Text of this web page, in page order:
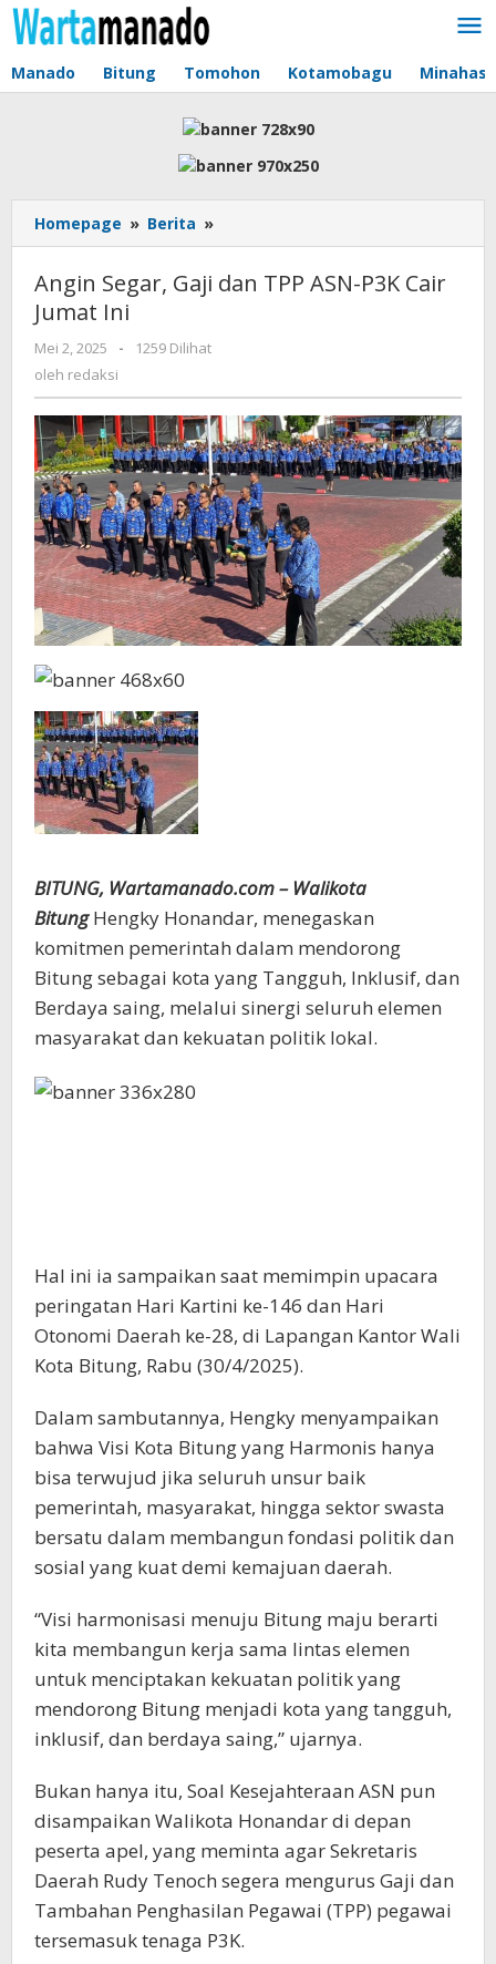
Lewati
ke
Manado Bitung Tomohon Kotamobagu Minahasa
Homepage » Berita »
Segar,
dan
Ini
Angin Segar, Gaji dan TPP ASN-P3K Cair
Jumat Ini
Mei 2, 2025
oleh
-
1259 Dilihat
oleh redaksi
BITUNG, Wartamanado.com – Walikota
Bitung Hengky Honandar, menegaskan
komitmen pemerintah dalam mendorong
Bitung sebagai kota yang Tangguh, Inklusif, dan
Berdaya saing, melalui sinergi seluruh elemen
masyarakat dan kekuatan politik lokal.
Hal ini ia sampaikan saat memimpin upacara
peringatan Hari Kartini ke-146 dan Hari
Otonomi Daerah ke-28, di Lapangan Kantor Wali
Kota Bitung, Rabu (30/4/2025).
Dalam sambutannya, Hengky menyampaikan
bahwa Visi Kota Bitung yang Harmonis hanya
bisa terwujud jika seluruh unsur baik
pemerintah, masyarakat, hingga sektor swasta
bersatu dalam membangun fondasi politik dan
sosial yang kuat demi kemajuan daerah.
“Visi harmonisasi menuju Bitung maju berarti
kita membangun kerja sama lintas elemen
untuk menciptakan kekuatan politik yang
mendorong Bitung menjadi kota yang tangguh,
inklusif, dan berdaya saing,” ujarnya.
Bukan hanya itu, Soal Kesejahteraan ASN pun
disampaikan Walikota Honandar di depan
peserta apel, yang meminta agar Sekretaris
Daerah Rudy Tenoch segera mengurus Gaji dan
Tambahan Penghasilan Pegawai (TPP) pegawai
tersemasuk tenaga P3K.